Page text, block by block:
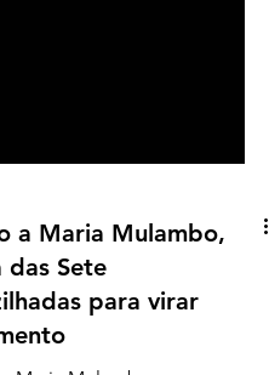
a Maria Mulambo,
Sete
para virar